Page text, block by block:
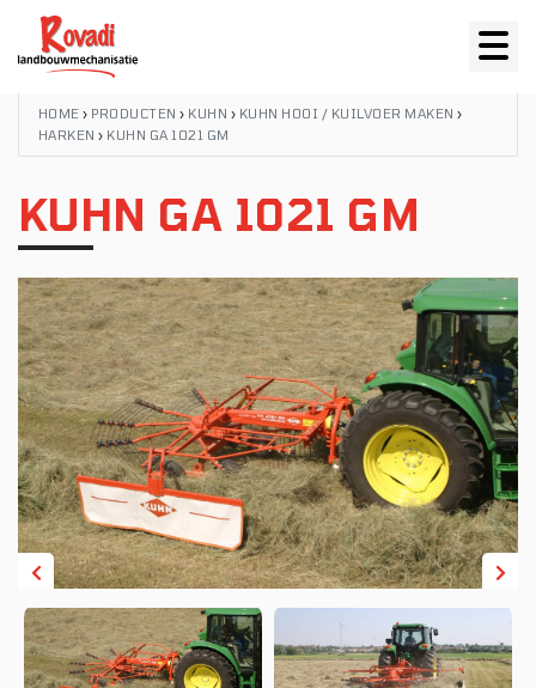
HOME › PRODUCTEN › KUHN › KUHN HOOI / KUILVOER MAKEN ›
HARKEN › KUHN GA 1021 GM
KUHN GA 1021 GM